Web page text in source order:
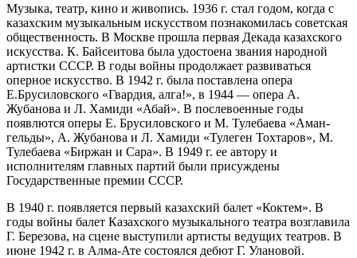
Музыка, театр, кино и живопись. 1936 г. стал годом, когда с
казахским музыкальным искусством познакомилась советская
общественность. В Москве прошла первая Декада казахского
искусства. К. Байсеитова была удостоена звания народной
артистки СССР. В годы войны продолжает развиваться
оперное искусство. В 1942 г. была поставлена опера
Е.Брусиловского «Гвардия, алга!», в 1944 — опера А.
Жубанова и Л. Хамиди «Абай». В послевоенные годы
появлются оперы Е. Брусиловского и М. Тулебаева «Аман-
гельды», А. Жубанова и Л. Хамиди «Тулеген Тохтаров», М.
Тулебаева «Биржан и Сара». В 1949 г. ее автору и
исполнителям главных партий были присуждены
Государственные премии СССР.
В 1940 г. появляется первый казахский балет «Коктем». В
годы войны балет Казахского музыкального театра возглавила
Г. Березова, на сцене выступили артисты ведущих театров. В
июне 1942 г. в Алма-Ате состоялся дебют Г. Улановой.